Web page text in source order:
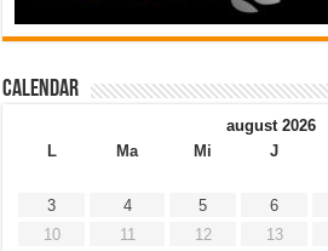
Calendar
august 2026
L
Ma Mi J
3
4 5 6
10
11 12 13